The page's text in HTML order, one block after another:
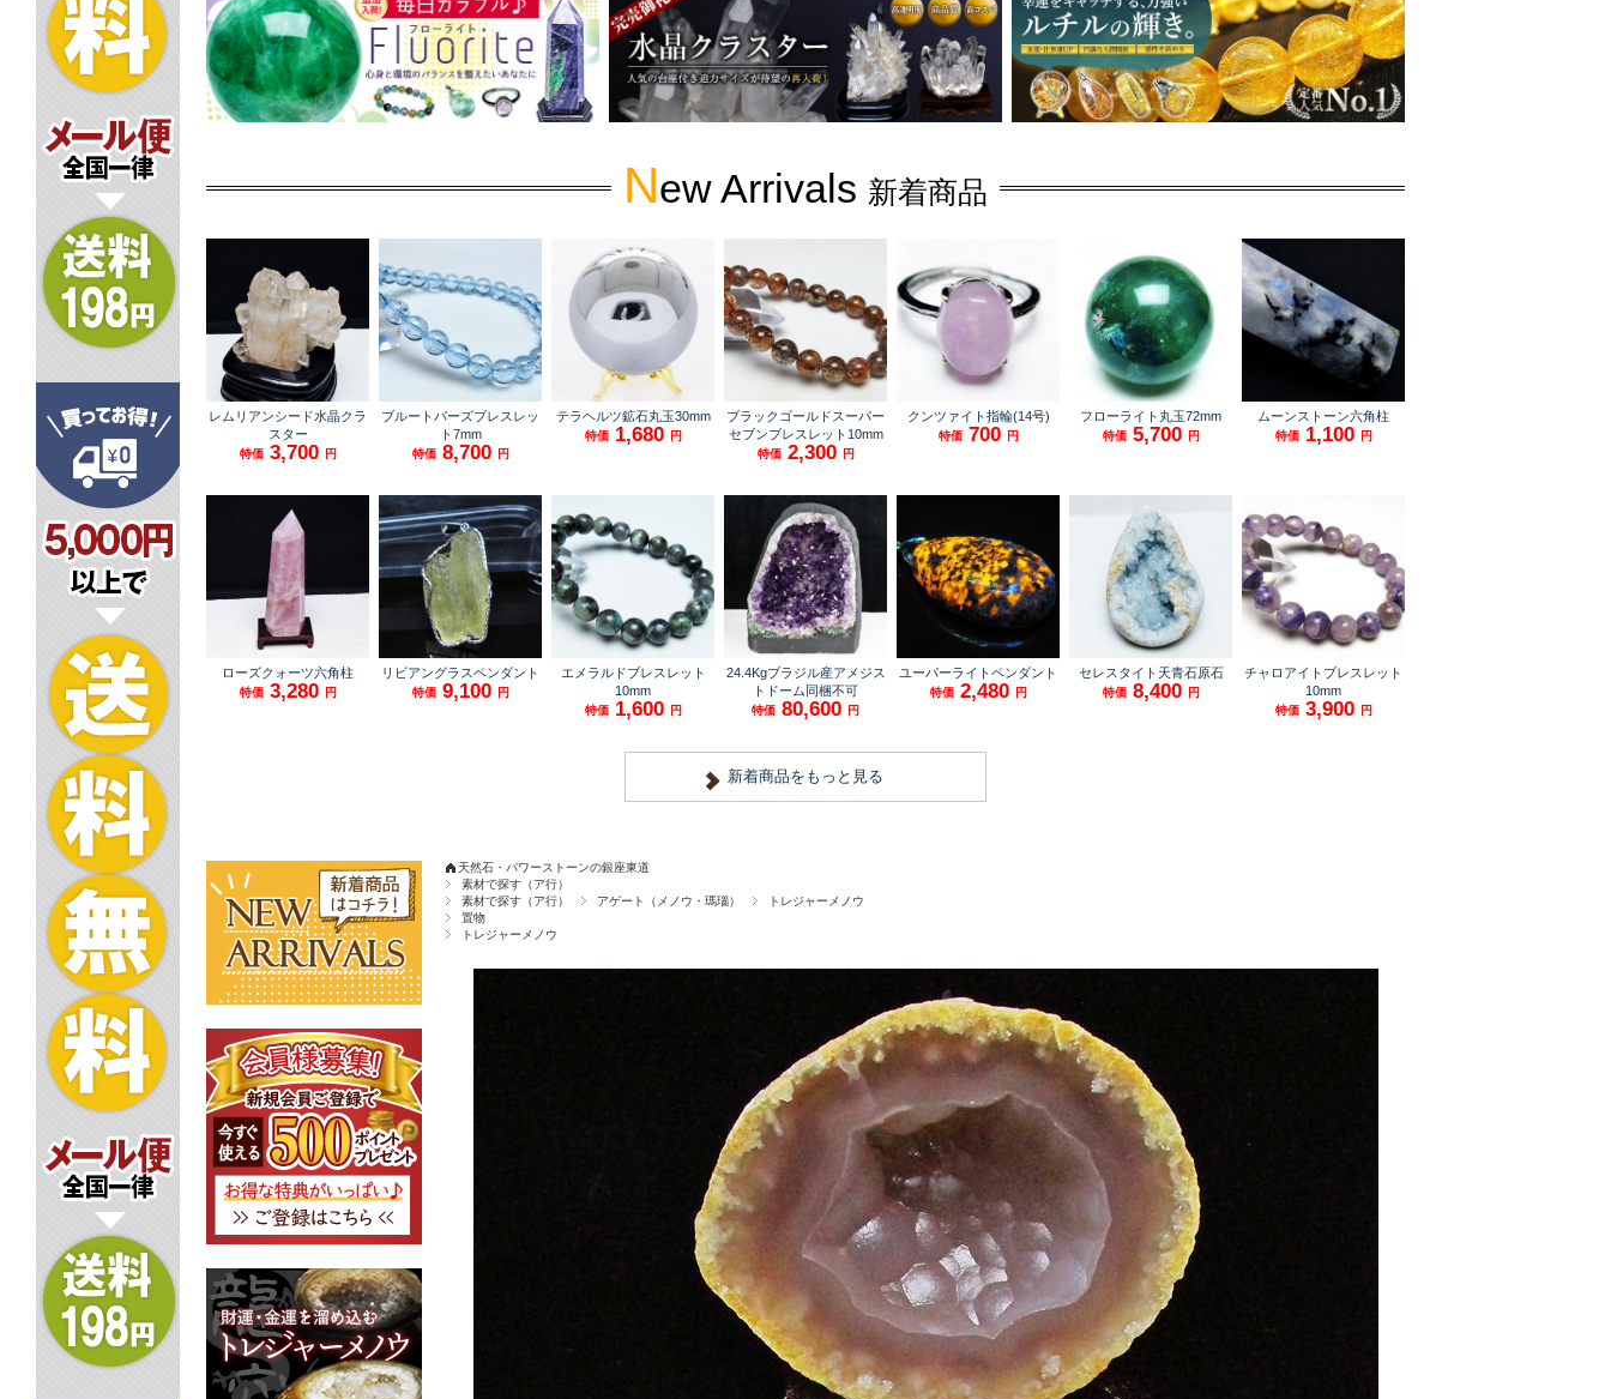
天然石・パワーストーンの銀座東道
素材で探す（ア行）
素材で探す（ア行）
アゲート（メノウ・瑪瑙）
トレジャーメノウ
置物
トレジャーメノウ